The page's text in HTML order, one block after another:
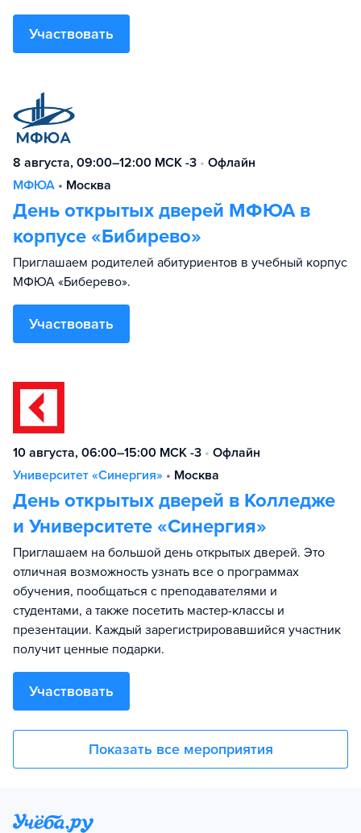
Участвовать
8 августа, 09:00–12:00 МСК -3 • Офлайн
МФЮА • Москва
День открытых дверей МФЮА в
корпусе «Бибирево»
Приглашаем родителей абитуриентов в учебный корпус
МФЮА «Биберево».
Участвовать
10 августа, 06:00–15:00 МСК -3 • Офлайн
Университет «Синергия» • Москва
День открытых дверей в Колледже
и Университете «Синергия»
Приглашаем на большой день открытых дверей. Это
отличная возможность узнать все о программах
обучения, пообщаться с преподавателями и
студентами, а также посетить мастер-классы и
презентации. Каждый зарегистрировавшийся участник
получит ценные подарки.
Участвовать
Показать все мероприятия